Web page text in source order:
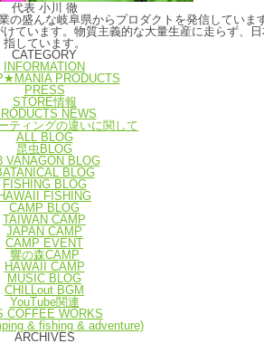
代表 小川 徹
盛んな岐阜県からプロダクトを発信してい
います。物質主義的な大量生産に走らず、
指しています。
CATEGORY
INFORMATION
PRODUCTS
PRESS
STORE情報
NEWS
ティングの違いに関して
ALL BLOG
昆虫BLOG
VANAGON BLOG
BLOG
FISHING BLOG
HAWAII FISHING
CAMP BLOG
TAIWAN CAMP
JAPAN CAMP
CAMP EVENT
響の森CAMP
HAWAII CAMP
MUSIC BLOG
CHILLout BGM
YouTube関連
COFFEE WORKS
& fishing & adventure)
ARCHIVES